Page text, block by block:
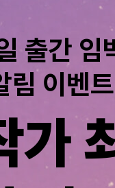
출간 임
림 이벤트
가